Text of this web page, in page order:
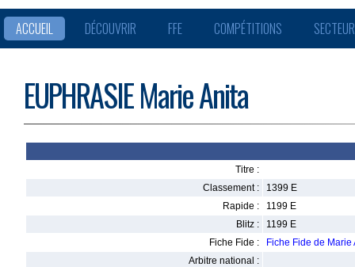
ACCUEIL DÉCOUVRIR FFE COMPÉTITIONS
EUPHRASIE Marie Anita
Titre :
Classement :
1399 E
Rapide :
1199 E
Blitz :
1199 E
Fiche Fide :
Fiche Fide de
Arbitre national :